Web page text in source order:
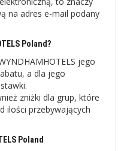
na adres e-mail podany
Poland?
jego
a dla jego
zniżki dla grup, które
ilości przebywających
Poland